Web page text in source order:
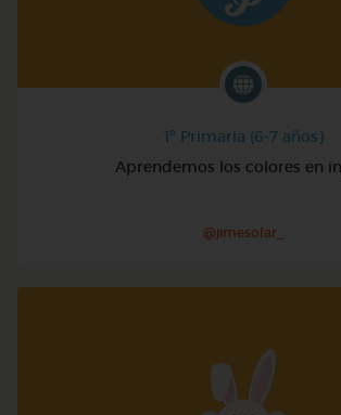
1º Primaria (6-7 años)
Aprendemos los colores en
@jimesolar_